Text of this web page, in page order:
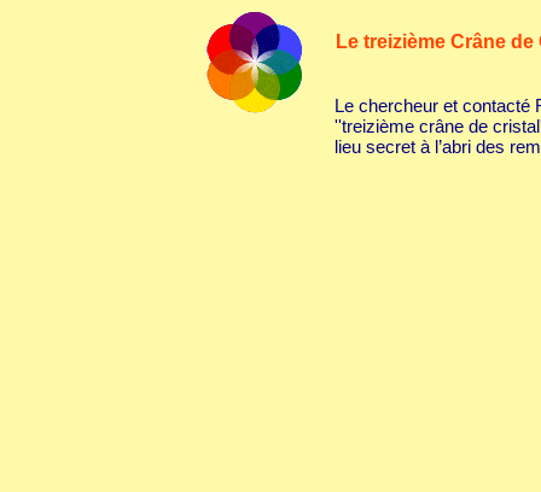
Le treizième Crâne de
Le chercheur et contacté
''treizième crâne de
lieu secret à l’abri des